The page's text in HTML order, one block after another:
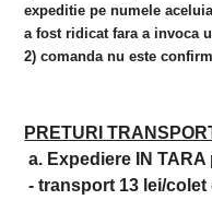
expeditie pe numele
a fost ridicat fara a invoca
2) comanda nu este
PRETURI
a. Expediere IN
- transport 13 lei/colet